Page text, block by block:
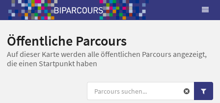
Öffentliche Parcours
Auf dieser Karte werden alle öffentlichen Parcours angezeigt,
die einen Startpunkt haben